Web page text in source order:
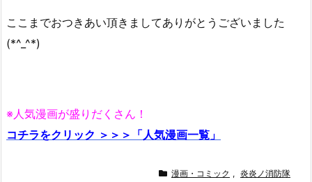
ここまでおつきあい頂きましてありがとうございました
(*^_^*)
※人気漫画が盛りだくさん！
コチラをクリック ＞＞＞「人気漫画一覧」
漫画・コミック , 炎炎ノ消防隊